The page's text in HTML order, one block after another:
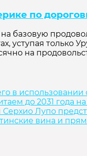
по
базовую
уступая только
на
в
до 2031 года
Лупо
вина и